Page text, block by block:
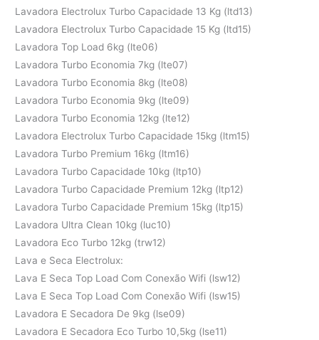
Lavadora Electrolux Turbo Capacidade 13 Kg (ltd13)
Lavadora Electrolux Turbo Capacidade 15 Kg (ltd15)
Lavadora Top Load 6kg (lte06)
Lavadora Turbo Economia 7kg (lte07)
Lavadora Turbo Economia 8kg (lte08)
Lavadora Turbo Economia 9kg (lte09)
Lavadora Turbo Economia 12kg (lte12)
Lavadora Electrolux Turbo Capacidade 15kg (ltm15)
Lavadora Turbo Premium 16kg (ltm16)
Lavadora Turbo Capacidade 10kg (ltp10)
Lavadora Turbo Capacidade Premium 12kg (ltp12)
Lavadora Turbo Capacidade Premium 15kg (ltp15)
Lavadora Ultra Clean 10kg (luc10)
Lavadora Eco Turbo 12kg (trw12)
Lava e Seca Electrolux:
Lava E Seca Top Load Com Conexão Wifi (lsw12)
Lava E Seca Top Load Com Conexão Wifi (lsw15)
Lavadora E Secadora De 9kg (lse09)
Lavadora E Secadora Eco Turbo 10,5kg (lse11)